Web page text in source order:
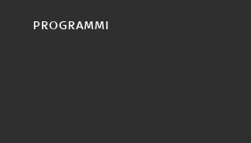
PROGRAMMI